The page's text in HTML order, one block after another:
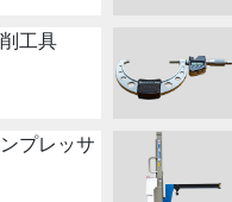
工具
プレッサ